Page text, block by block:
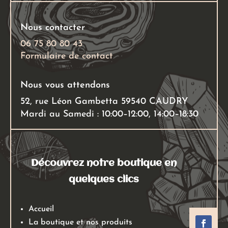
Nous contacter
06 75 80 80 43
Formulaire de contact
Nous vous attendons
52, rue Léon Gambetta 59540 CAUDRY
Mardi au Samedi : 10:00–12:00, 14:00–18:30
Découvrez notre boutique en
quelques clics
Accueil
La boutique et nos produits